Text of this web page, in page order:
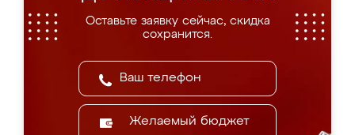
Оставьте заявку сейчас, скидка
сохранится.
Желаемый бюджет